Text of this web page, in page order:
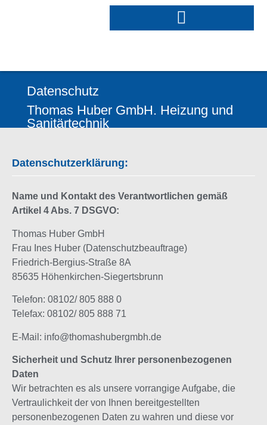
Datenschutz
Thomas Huber GmbH. Heizung und
Sanitärtechnik
Datenschutzerklärung:
Name und Kontakt des Verantwortlichen gemäß
Artikel 4 Abs. 7 DSGVO:
Thomas Huber GmbH
Frau Ines Huber (Datenschutzbeauftrage)
Friedrich-Bergius-Straße 8A
85635 Höhenkirchen-Siegertsbrunn
Telefon: 08102/ 805 888 0
Telefax: 08102/ 805 888 71
E-Mail: info@thomashubergmbh.de
Sicherheit und Schutz Ihrer personenbezogenen
Daten
Wir betrachten es als unsere vorrangige Aufgabe, die
Vertraulichkeit der von Ihnen bereitgestellten
personenbezogenen Daten zu wahren und diese vor